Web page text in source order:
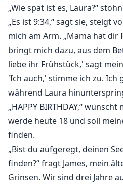
„Wie spät ist es, Laura?“
„Es ist 9:34,“ sagt sie, steigt
mich am Arm. „Mama hat dir
bringt mich dazu, aus dem
liebe ihr Frühstück,' sagt
'Ich auch,' stimme ich zu. Ich
während Laura
„HAPPY BIRTHDAY,“
werde heute 18 und soll
finden.
„Bist du aufgeregt, deinen
finden?“ fragt James, mein
Grinsen. Wir sind drei Jahre